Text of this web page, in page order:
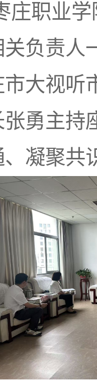
庄职业
负责人
大视听
勇主持
凝聚共